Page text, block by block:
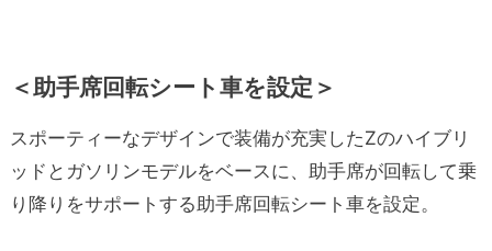
＜助手席回転シート車を設定＞
スポーティーなデザインで装備が充実したZのハイブリ
ッドとガソリンモデルをベースに、助手席が回転して乗
り降りをサポートする助手席回転シート車を設定。